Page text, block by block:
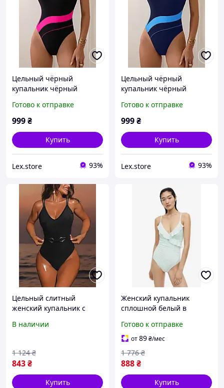
Цельный чёрный
купальник чёрный
женский чёрного цвета
Готово к отправке
999₴
Купить
Lex.store 93%
Цельный чёрный
купальник чёрный
женский чёрного цвета
Готово к отправке
999₴
Купить
Lex.store 93%
Цельный слитный
женский купальник с
черный стильный с
В наличии
843₴
1 124 ₴
Купить
Женский купальник
сплошной белый в
Закрытые купальники с
утяжкой
Готово к отправке
от89₴/мес
888₴
1 776 ₴
Купить